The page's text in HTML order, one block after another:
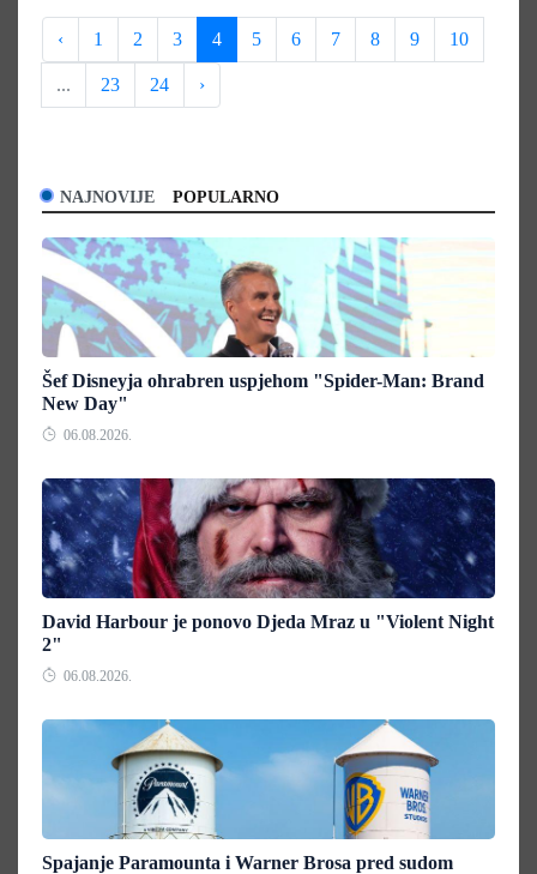
‹ 1 2 3 4 5 6 7 8 9 10
... 23 24 ›
NAJNOVIJE POPULARNO
Šef Disneyja ohrabren uspjehom "Spider-Man: Brand
New Day"
06.08.2026.
David Harbour je ponovo Djeda Mraz u "Violent Night
2"
06.08.2026.
Spajanje Paramounta i Warner Brosa pred sudom